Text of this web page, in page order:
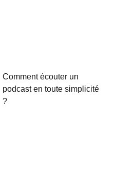
Comment écouter un
podcast en toute simplicité
?